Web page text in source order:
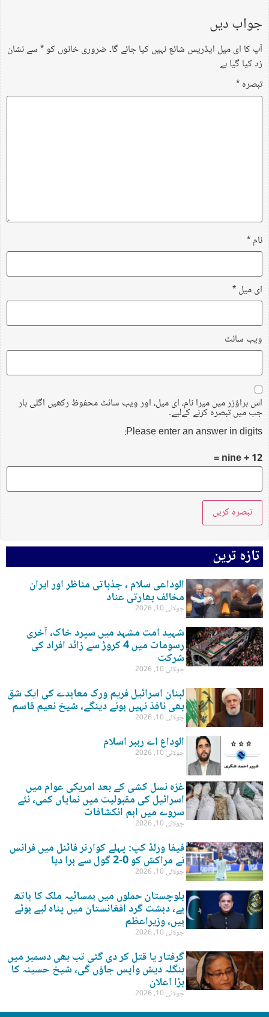
جواب دیں
آپ کا ای میل ایڈریس شائع نہیں کیا جائے گا۔ضروری خانوں کو*سے نشان
زد کیا گیا ہے
تبصرہ*
نام*
ای میل*
ویب‌ سائٹ
اس براؤزر میں میرا نام، ای میل، اور ویب سائٹ محفوظ رکھیں اگلی بار
جب میں تبصرہ کرنے کےلیے۔
Please enter an answer in digits:
nine + 12 =
تازہ ترین
الوداعی سلام ، جذباتی مناظر اور ایران
مخالف بھارتی عناد
جولائی 10, 2026
شہید امت مشہد میں سپرد خاک، آخری
رسومات میں 4 کروڑ سے زائد افراد کی
شرکت
جولائی 10, 2026
لبنان اسرائیل فریم ورک معاہدے کی ایک شق
بھی نافذ نہیں ہونے دینگے، شیخ نعیم قاسم
جولائی 10, 2026
الوداع اے رہبر اسلام
جولائی 10, 2026
غزہ نسل کشی کے بعد امریکی عوام میں
اسرائیل کی مقبولیت میں نمایاں کمی، نئے
سروے میں اہم انکشافات
جولائی 10, 2026
فیفا ورلڈ کپ: پہلے کوارٹر فائنل میں فرانس
نے مراکش کو 0-2 گول سے ہرا دیا
جولائی 10, 2026
بلوچستان حملوں میں ہمسائیہ ملک کا ہاتھ
ہے، دہشت گرد افغانستان میں پناہ لیے ہوئے
ہیں، وزیراعظم
جولائی 10, 2026
گرفتار یا قتل کر دی گئی تب بھی دسمبر میں
بنگلہ دیش واپس جاؤں گی، شیخ حسینہ کا
بڑا اعلان
جولائی 10, 2026